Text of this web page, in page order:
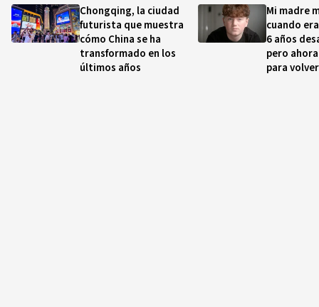
Chongqing, la ciudad
futurista que muestra
cómo China se ha
transformado en los
últimos años
Mi madre
cuando
6 años
pero
para